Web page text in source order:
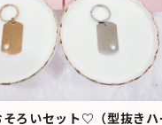
そろいセット♡（型抜きハ